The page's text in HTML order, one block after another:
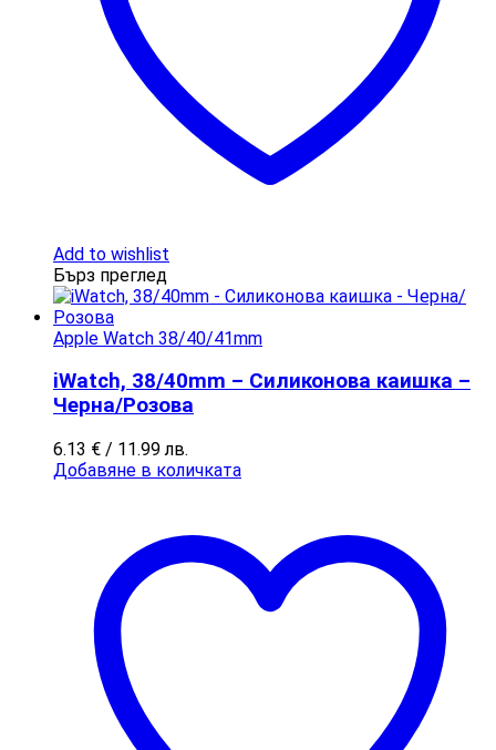
Add to wishlist
Бърз преглед
Apple Watch 38/40/41mm
iWatch, 38/40mm – Силиконова каишка –
Черна/Розова
6.13 € / 11.99 лв.
Добавяне в количката